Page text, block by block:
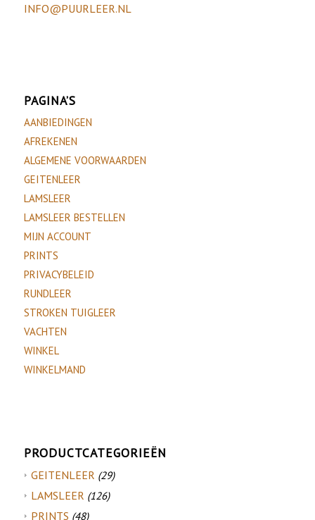
INFO@PUURLEER.NL
PAGINA’S
AANBIEDINGEN
AFREKENEN
ALGEMENE VOORWAARDEN
GEITENLEER
LAMSLEER
LAMSLEER BESTELLEN
MIJN ACCOUNT
PRINTS
PRIVACYBELEID
RUNDLEER
STROKEN TUIGLEER
VACHTEN
WINKEL
WINKELMAND
PRODUCTCATEGORIEËN
GEITENLEER (29)
LAMSLEER (126)
PRINTS (48)